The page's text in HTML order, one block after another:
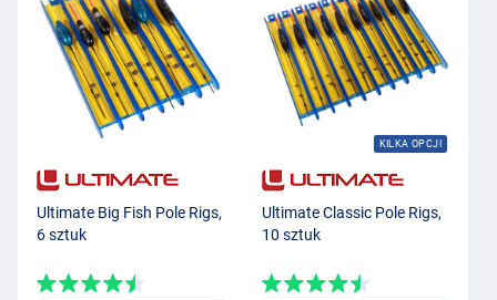
Ultimate Big Fish Pole Rigs,
6 sztuk
KILKA OPCJI
Ultimate Classic Pole Rigs,
10 sztuk